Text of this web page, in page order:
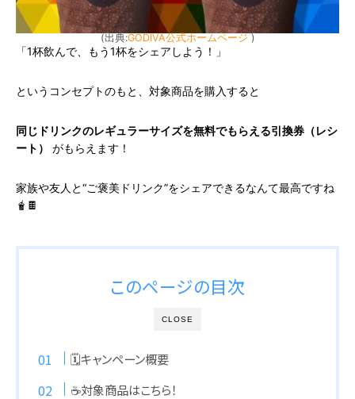
(出典:GODIVA公式ホームページ )
「1杯飲んで、もう1杯をシェアしよう！」
というコンセプトのもと、対象商品を購入すると
同じドリンクのレギュラーサイズを無料でもらえる引換券（レシ
ート）
がもらえます！
家族や友人と“ご褒美ドリンク”をシェアできるなんて最高ですね
🧋🍫
CLOSE
このページの目次
🗓️キャンペーン概要
☕️対象商品はこちら！